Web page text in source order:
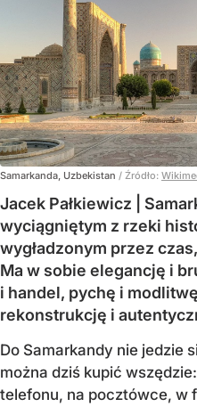
Samarkanda, Uzbekistan / Źródło:
Jacek Pałkiewicz |
wyciągniętym z rzeki
wygładzonym przez
Ma w sobie elegancję i
i handel, pychę i
rekonstrukcję i
Do Samarkandy nie jedzie
można dziś kupić
telefonu, na pocztówce, w